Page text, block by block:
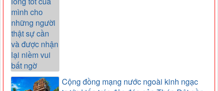
Cộng đồng mạng nước ngoài kinh ngạc